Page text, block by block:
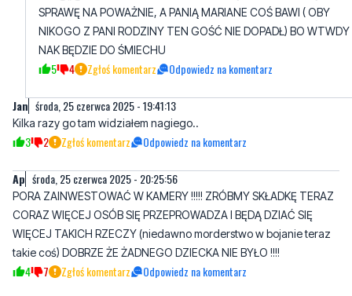
5 4 Zgłoś komentarz Odpowiedz na komentarz
środa, 25 czerwca 2025 - 19:41:13
Kilka razy go tam widziałem nagiego..
Ap środa, 25 czerwca 2025 - 20:25:56
PORA ZAINWESTOWAĆ W KAMERY !!!!! ZRÓBMY SKŁADKĘ TERAZ
WIĘCEJ TAKICH RZECZY (niedawno morderstwo w bojanie teraz
takie coś) DOBRZE ŻE ŻADNEGO DZIECKA NIE BYŁO !!!!
4 7 Zgłoś komentarz Odpowiedz na komentarz
abuz czwartek, 26 czerwca 2025 - 06:07:35
a to nie lepiej wejść na jakiegoś p**nhuba i popatrzeć ZA